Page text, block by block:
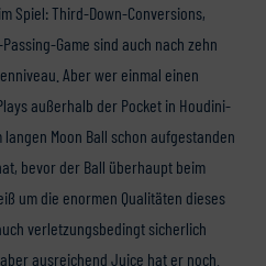
Spiel: Third-Down-Conversions,
Game sind auch nach zehn
Aber wer einmal einen
außerhalb der Pocket in Houdini-
Moon Ball schon aufgestanden
bevor der Ball überhaupt beim
um die enormen Qualitäten dieses
verletzungsbedingt sicherlich
ausreichend Juice hat er noch.